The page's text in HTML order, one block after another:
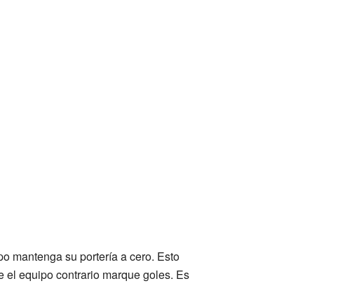
mantenga su portería a cero. Esto
equipo contrario marque goles. Es